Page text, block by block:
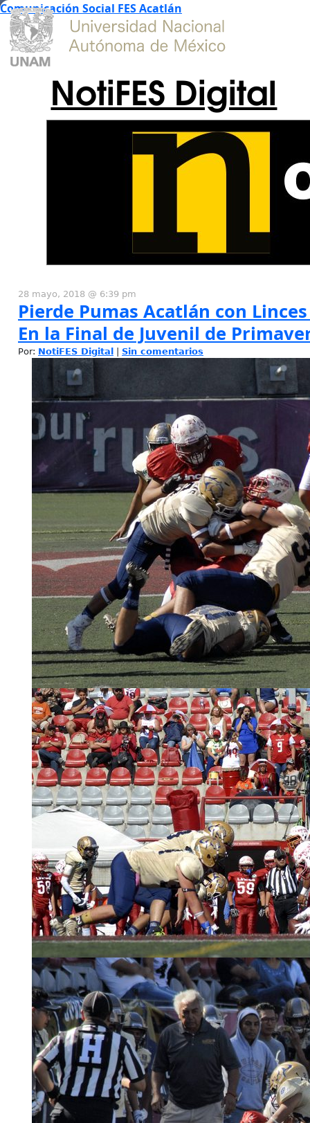
Comunicación Social FES Acatlán
NotiFES Digital
28 mayo, 2018 @ 6:39 pm
Pierde Pumas Acatlán con
En la Final de Juvenil de
Por: NotiFES Digital Sin comentarios